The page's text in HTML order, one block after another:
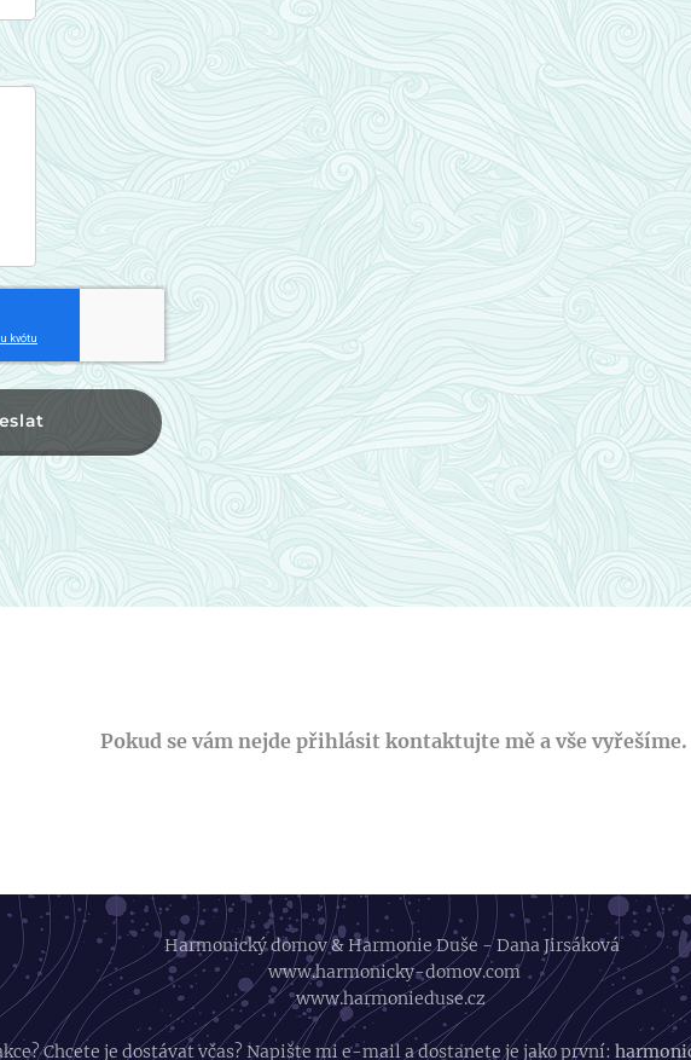
Pokud se vám nejde přihlásit kontaktujte mě a vše vyřešíme.
Harmonický domov & Harmonie Duše - Dana Jirsáková
www.harmonicky-domov.com
www.harmonieduse.cz
Chcete je dostávat včas? Napište mi e-mail a dostanete je jako první: